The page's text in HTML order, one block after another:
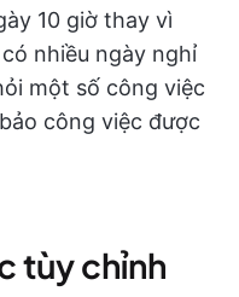
10 giờ thay vì
nhiều ngày nghỉ
một số công việc
công việc được
tùy chỉnh